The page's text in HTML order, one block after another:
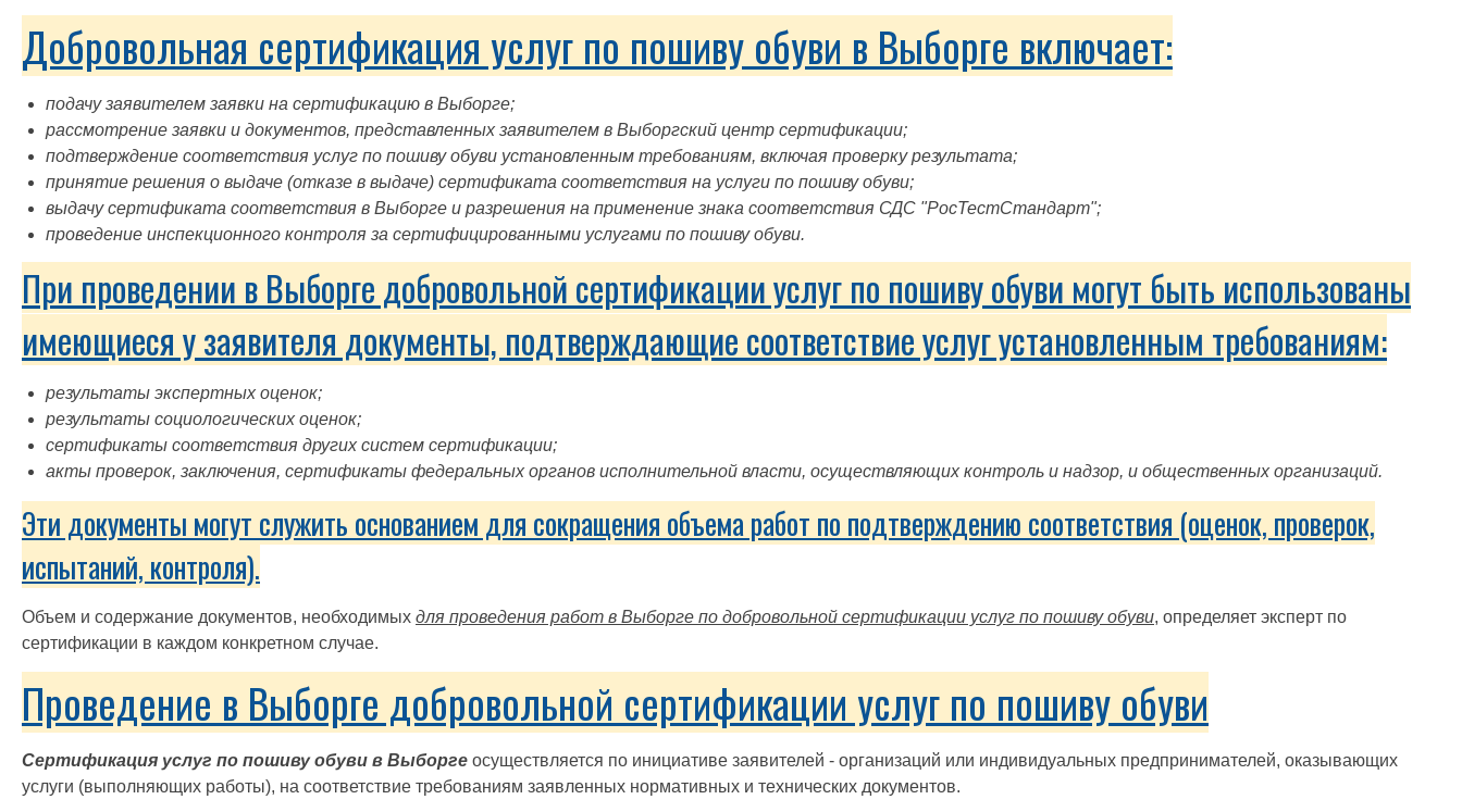
Добровольная сертификация услуг по пошиву обуви в Выборге включает:
подачу заявителем заявки на сертификацию в Выборге;
рассмотрение заявки и документов, представленных заявителем в Выборгский центр сертификации;
подтверждение соответствия услуг по пошиву обуви установленным требованиям, включая проверку результата;
принятие решения о выдаче (отказе в выдаче) сертификата соответствия на услуги по пошиву обуви;
выдачу сертификата соответствия в Выборге и разрешения на применение знака соответствия СДС "РосТестСтандарт";
проведение инспекционного контроля за сертифицированными услугами по пошиву обуви.
При проведении в Выборге добровольной сертификации услуг по пошиву обуви могут быть использованы
имеющиеся у заявителя документы, подтверждающие соответствие услуг установленным требованиям:
результаты экспертных оценок;
результаты социологических оценок;
сертификаты соответствия других систем сертификации;
акты проверок, заключения, сертификаты федеральных органов исполнительной власти, осуществляющих контроль и надзор, и общественных организаций.
Эти документы могут служить основанием для сокращения объема работ по подтверждению соответствия (оценок, проверок,
испытаний, контроля).
Объем и содержание документов, необходимых для проведения работ в Выборге по добровольной сертификации услуг по пошиву обуви, определяет эксперт по
сертификации в каждом конкретном случае.
Проведение в Выборге добровольной сертификации услуг по пошиву обуви
Сертификация услуг по пошиву обуви в Выборге осуществляется по инициативе заявителей - организаций или индивидуальных предпринимателей, оказывающих
услуги (выполняющих работы), на соответствие требованиям заявленных нормативных и технических документов.